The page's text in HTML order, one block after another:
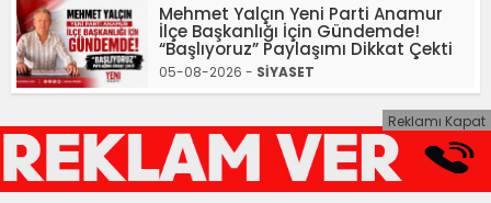
Mehmet Yalçın Yeni Parti Anamur
İlçe Başkanlığı İçin Gündemde!
“Başlıyoruz” Paylaşımı Dikkat Çekti
05-08-2026 - SİYASET
Reklamı Kapat